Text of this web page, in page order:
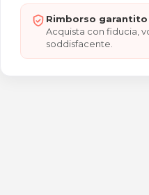
Rimborso
Acquista con fiducia,
soddisfacente.